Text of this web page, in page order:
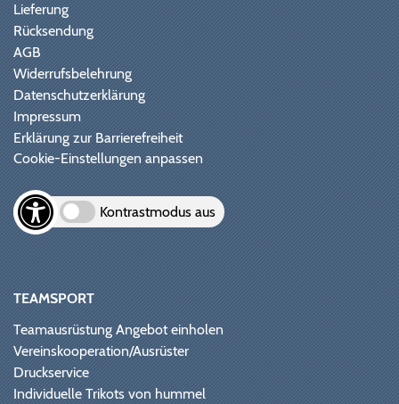
Lieferung
Rücksendung
AGB
Widerrufsbelehrung
Datenschutzerklärung
Impressum
Erklärung zur Barrierefreiheit
Cookie-Einstellungen anpassen
Kontrastmodus aus
TEAMSPORT
Teamausrüstung Angebot einholen
Vereinskooperation/Ausrüster
Druckservice
Individuelle Trikots von hummel